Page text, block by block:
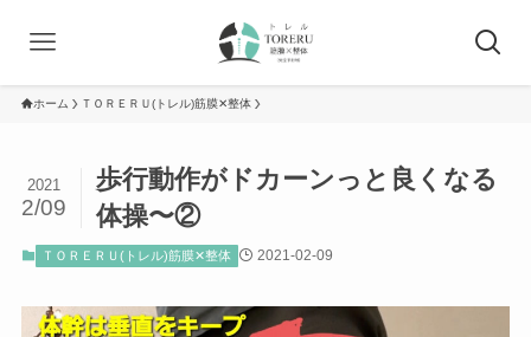
ホーム ＴＯＲＥＲＵ(トレル)筋膜✕整体
歩行動作がドカーンっと良くなる
体操〜②
2021
2/09
ＴＯＲＥＲＵ(トレル)筋膜✕整体 2021-02-09